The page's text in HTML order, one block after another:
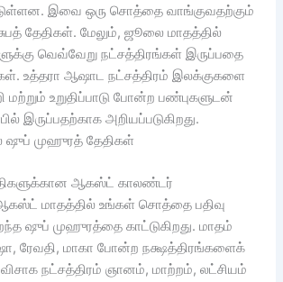
இவை ஒரு சொத்தை வாங்குவதற்கும்
தேதிகள். மேலும், ஜூலை மாதத்தில்
வெவ்வேறு நட்சத்திரங்கள் இருப்பதை
உத்தரா ஆஷாட நட்சத்திரம் இலக்குகளை
உறுதிப்பாடு போன்ற பண்புகளுடன்
இருப்பதற்காக அறியப்படுகிறது.
முஹுரத் தேதிகள்
ஆகஸ்ட் காலண்டர்
மாதத்தில் உங்கள் சொத்தை பதிவு
ஷுப் முஹுரத்தை காட்டுகிறது. மாதம்
ரேவதி, மாகா போன்ற நக்ஷத்திரங்களைக்
விசாக நட்சத்திரம் ஞானம், மாற்றம், லட்சியம்